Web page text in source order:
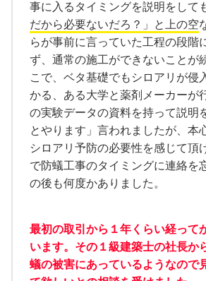
事に入るタイミングを説明をしても
だから必要ないだろ？」と上の空
らが事前に言っていた工程の段階
ず、通常の施工ができないことが
こで、ベタ基礎でもシロアリが侵
かる、ある大学と薬剤メーカーが
の実験データの資料を持って説明
とやります」言われましたが、本
シロアリ予防の必要性を感じて頂
で防蟻工事のタイミングに連絡を
の後も何度かありました。
最初の取引から１年くらい経って
います。その１級建築士の社長か
蟻の被害にあっているようなので